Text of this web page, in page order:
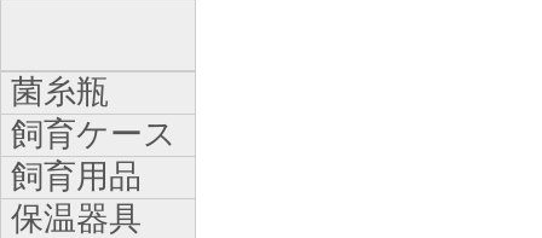
菌糸瓶
飼育ケース
飼育用品
保温器具